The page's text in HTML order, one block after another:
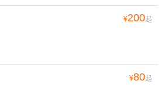
¥200起
¥80起